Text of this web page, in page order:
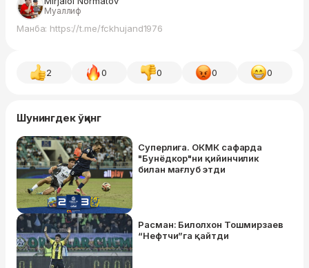
Муаллиф
Манба: https://t.me/fckhujand1976
2 0 0 0 0
Шунингдек ўқинг
Суперлига. ОКМК сафарда
"Бунёдкор"ни қийинчилик
билан мағлуб этди
Расман: Билолхон Тошмирзаев
“Нефтчи”га қайтди